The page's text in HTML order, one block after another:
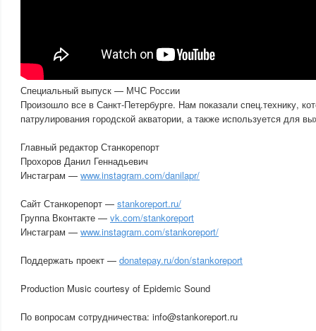
Специальный выпуск — МЧС России
Произошло все в Санкт-Петербурге. Нам показали спец.технику,
патрулирования городской акватории, а также используется для
Главный редактор Станкорепорт
Прохоров Данил Геннадьевич
Инстаграм — www.instagram.com/danilapr/
Сайт Станкорепорт — stankoreport.ru/
Группа Вконтакте — vk.com/stankoreport
Инстаграм — www.instagram.com/stankoreport/
Поддержать проект — donatepay.ru/don/stankoreport
Production Music courtesy of Epidemic Sound
По вопросам сотрудничества: info@stankoreport.ru